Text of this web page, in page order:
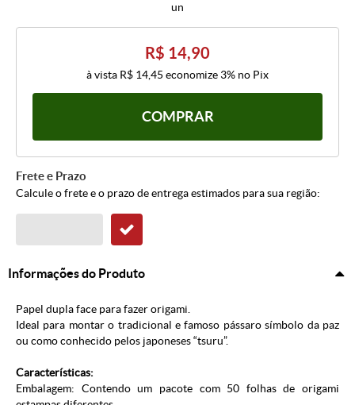
un
R$ 14,90
à vista R$ 14,45 economize 3% no Pix
COMPRAR
Frete e Prazo
Calcule o frete e o prazo de entrega estimados para sua região:
Informações do Produto
Papel dupla face para fazer origami.
Ideal para montar o tradicional e famoso pássaro símbolo da paz
ou como conhecido pelos japoneses “tsuru”.
Características:
Embalagem: Contendo um pacote com 50 folhas de origami